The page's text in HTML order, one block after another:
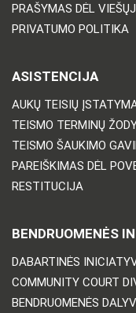
PRAŠYMAS DĖL
PRIVATUMO POLITIKA
ASISTENCIJA
AUKŲ TEISIŲ
TEISMO TERMINŲ
TEISMO ŠAUKIMO
PAREIŠKIMAS DĖL
RESTITUCIJA
BENDRUOMENĖS
DABARTINĖS
COMMUNITY COURT
BENDRUOMENĖS